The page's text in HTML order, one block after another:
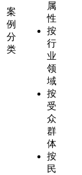
案
例
分
类
属
性
按
行
业
领
域
按
受
众
群
体
按
民